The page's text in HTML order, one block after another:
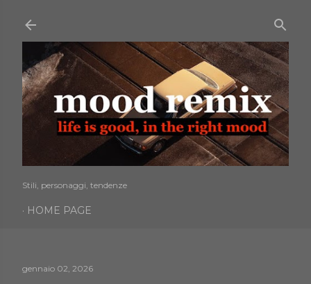
Stili, personaggi, tendenze
HOME PAGE
gennaio 02, 2026